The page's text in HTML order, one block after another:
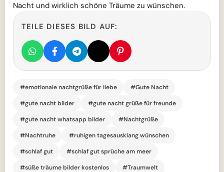
Nacht und wirklich schöne Träume zu wünschen.
TEILE DIESES BILD AUF:
#emotionale nachtgrüße für liebe
#Gute Nacht
#gute nacht bilder
#gute nacht grüße für freunde
#gute nacht whatsapp bilder
#Nachtgrüße
#Nachtruhe
#ruhigen tagesausklang wünschen
#schlaf gut
#schlaf gut sprüche am meer
#süße träume bilder kostenlos
#Traumwelt